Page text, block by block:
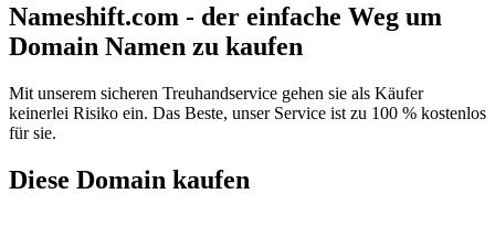
Nameshift.com - der einfache Weg um
Domain Namen zu kaufen
Mit unserem sicheren Treuhandservice gehen sie als Käufer
keinerlei Risiko ein. Das Beste, unser Service ist zu 100 % kostenlos
für sie.
Diese Domain kaufen